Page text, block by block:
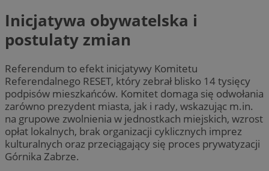
Inicjatywa obywatelska i
postulaty zmian
Referendum to efekt inicjatywy Komitetu
Referendalnego RESET, który zebrał blisko 14 tysięcy
podpisów mieszkańców. Komitet domaga się odwołania
zarówno prezydent miasta, jak i rady, wskazując m.in.
na grupowe zwolnienia w jednostkach miejskich, wzrost
opłat lokalnych, brak organizacji cyklicznych imprez
kulturalnych oraz przeciągający się proces prywatyzacji
Górnika Zabrze.